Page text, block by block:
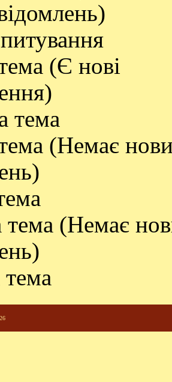
(Є нові
тема
(Немає
тема (Немає
тема